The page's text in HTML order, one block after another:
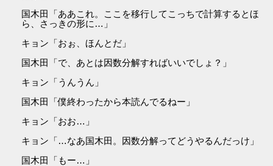
国木田「ああこれ。ここを移行してこっちで計算するとほ
ら、さっきの形に…」
キョン「おぉ、ほんとだ」
国木田「で、あとは因数分解すればいいでしょ？」
キョン「うんうん」
国木田「僕終わったから本読んでるねー」
キョン「おお…」
キョン「…なあ国木田。因数分解ってどうやるんだっけ」
国木田「もー…」